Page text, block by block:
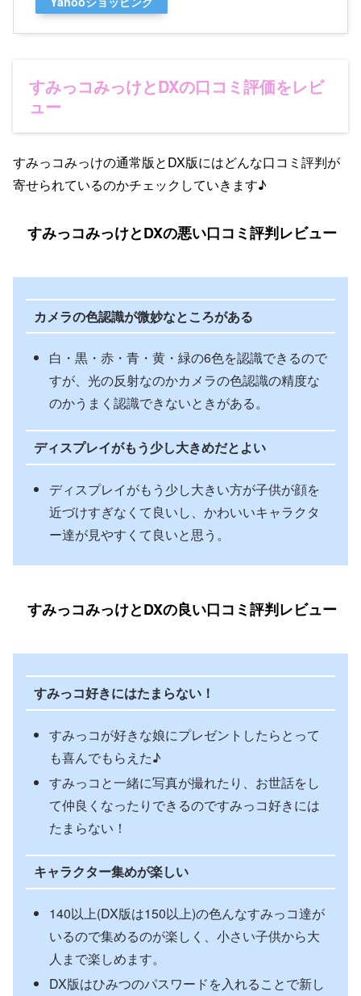
すみっコみっけとDXの口コミ評価をレビ
ュー
すみっコみっけの通常版とDX版にはどんな口コミ評判が
寄せられているのかチェックしていきます♪
すみっコみっけとDXの悪い口コミ評判レビュー
カメラの色認識が微妙なところがある
白・黒・赤・青・黄・緑の6色を認識できるので
すが、光の反射なのかカメラの色認識の精度な
のかうまく認識できないときがある。
ディスプレイがもう少し大きめだとよい
ディスプレイがもう少し大きい方が子供が顔を
近づけすぎなくて良いし、かわいいキャラクタ
ー達が見やすくて良いと思う。
すみっコみっけとDXの良い口コミ評判レビュー
すみっコ好きにはたまらない！
すみっコが好きな娘にプレゼントしたらとって
も喜んでもらえた♪
すみっコと一緒に写真が撮れたり、お世話をし
て仲良くなったりできるのですみっコ好きには
たまらない！
キャラクター集めが楽しい
140以上(DX版は150以上)の色んなすみっコ達が
いるので集めるのが楽しく、小さい子供から大
人まで楽しめます。
DX版はひみつのパスワードを入れることで新し